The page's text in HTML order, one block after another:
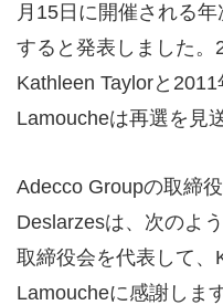
月15日に開催される
すると発表しました。
Kathleen Taylorと
Lamoucheは再選を見
Adecco Groupの取締
Deslarzesは、次のよ
取締役会を代表して、
Lamoucheに感謝しま